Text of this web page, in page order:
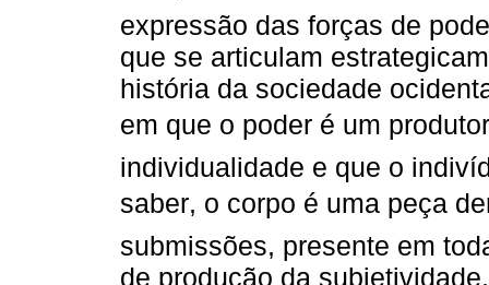
expressão das forças de
que se articulam
história da sociedade
em que o poder é um
individualidade e que o
saber, o corpo é uma peça
submissões, presente em
de produção da